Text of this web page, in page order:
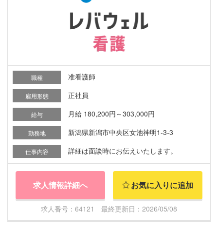
職種 准看護師
雇用形態 正社員
給与 月給 180,200円～303,000円
勤務地 新潟県新潟市中央区女池神明1-3-3
仕事内容 詳細は面談時にお伝えいたします。
求人情報詳細へ お気に入りに追加
求人番号：64121 最終更新日：2026/05/08